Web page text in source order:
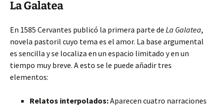
La Galatea
En 1585 Cervantes publicó la primera parte de La Galatea,
novela pastoril cuyo tema es el amor. La base argumental
es sencilla y se localiza en un espacio limitado y en un
tiempo muy breve. A esto se le puede añadir tres
elementos:
Relatos interpolados:Aparecen cuatro narraciones